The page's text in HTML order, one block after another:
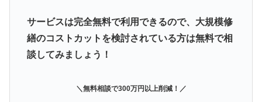
サービスは完全無料で利用できるので、大規模修
繕のコストカットを検討されている方は無料で相
談してみましょう！
＼無料相談で300万円以上削減！／